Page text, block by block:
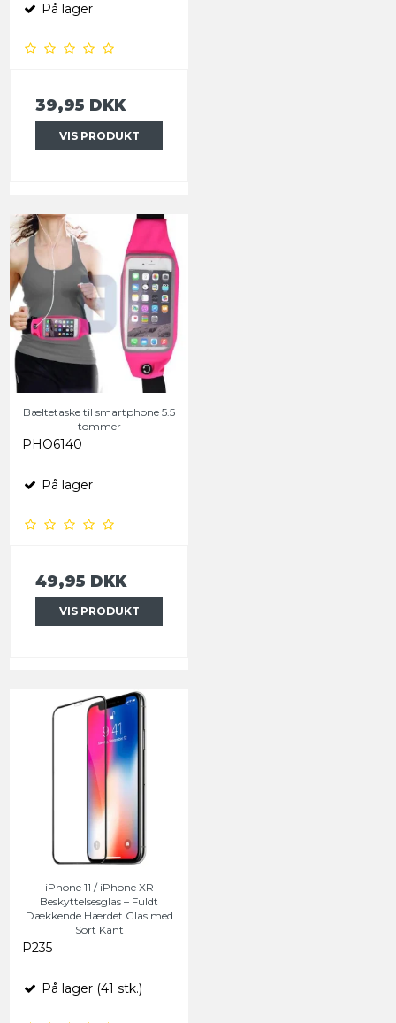
På lager
39,95 DKK
VIS PRODUKT
Bæltetaske til smartphone 5.5
tommer
PHO6140
På lager
49,95 DKK
VIS PRODUKT
iPhone 11 / iPhone XR
Beskyttelsesglas – Fuldt
Dækkende Hærdet Glas med
Sort Kant
P235
På lager (41 stk.)